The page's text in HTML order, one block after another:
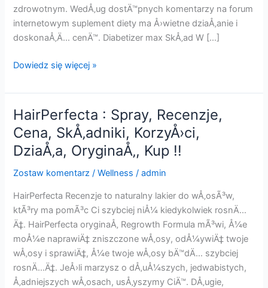
zdrowotnym. WedÅ‚ug dostÄ™pnych komentarzy na forum
internetowym suplement diety ma Å›wietne dziaÅ‚anie i
doskonaÅ‚Ä… cenÄ™. Diabetizer max SkÅ‚ad W […]
Diabetizer
Diabetizer
max
Tabletki,
Opinie,
DziaÅ‚a,
KorzyÅ›ci,
SkÅ‚adniki,
OryginaÅ‚,
Kup
!!
Dowiedz się więcej »
HairPerfecta : Spray, Recenzje,
Cena, SkÅ‚adniki, KorzyÅ›ci,
DziaÅ‚a, OryginaÅ‚, Kup !!
Zostaw komentarz /Wellness /admin
HairPerfecta Recenzje to naturalny lakier do wÅ‚osÃ³w,
ktÃ³ry ma pomÃ³c Ci szybciej niÅ¼ kiedykolwiek rosnÄ…
Ä‡. HairPerfecta oryginaÅ‚ Regrowth Formula mÃ³wi, Å¼e
moÅ¼e naprawiÄ‡ zniszczone wÅ‚osy, odÅ¼ywiÄ‡ twoje
wÅ‚osy i sprawiÄ‡, Å¼e twoje wÅ‚osy bÄ™dÄ… szybciej
rosnÄ…Ä‡. JeÅ›li marzysz o dÅ‚uÅ¼szych, jedwabistych,
Å‚adniejszych wÅ‚osach, usÅ‚yszymy CiÄ™. DÅ‚ugie,